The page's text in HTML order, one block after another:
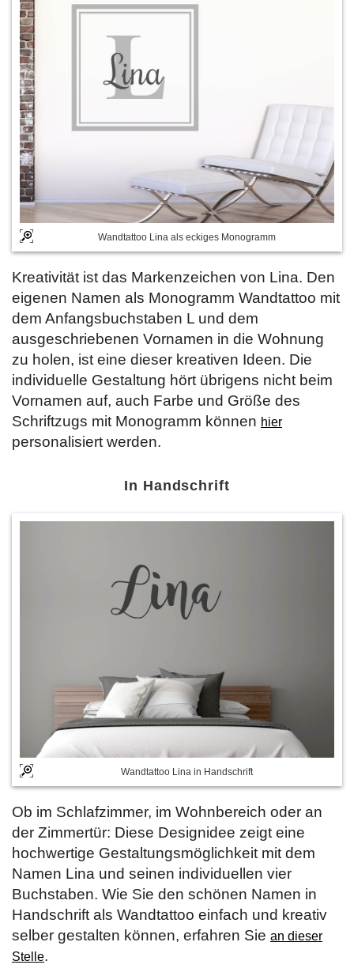
Wandtattoo Lina als eckiges Monogramm
Kreativität ist das Markenzeichen von Lina. Den
eigenen Namen als Monogramm Wandtattoo mit
dem Anfangsbuchstaben L und dem
ausgeschriebenen Vornamen in die Wohnung
zu holen, ist eine dieser kreativen Ideen. Die
individuelle Gestaltung hört übrigens nicht beim
Vornamen auf, auch Farbe und Größe des
Schriftzugs mit Monogramm können hier
personalisiert werden.
In Handschrift
Wandtattoo Lina in Handschrift
Ob im Schlafzimmer, im Wohnbereich oder an
der Zimmertür: Diese Designidee zeigt eine
hochwertige Gestaltungsmöglichkeit mit dem
Namen Lina und seinen individuellen vier
Buchstaben. Wie Sie den schönen Namen in
Handschrift als Wandtattoo einfach und kreativ
selber gestalten können, erfahren Sie an dieser
Stelle.